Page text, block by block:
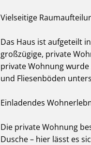
Vielseitige
Das Haus ist aufgeteilt
großzügige, private
private Wohnung
und Fliesenböden
Einladendes
Die private Wohnung
Dusche – hier lässt es